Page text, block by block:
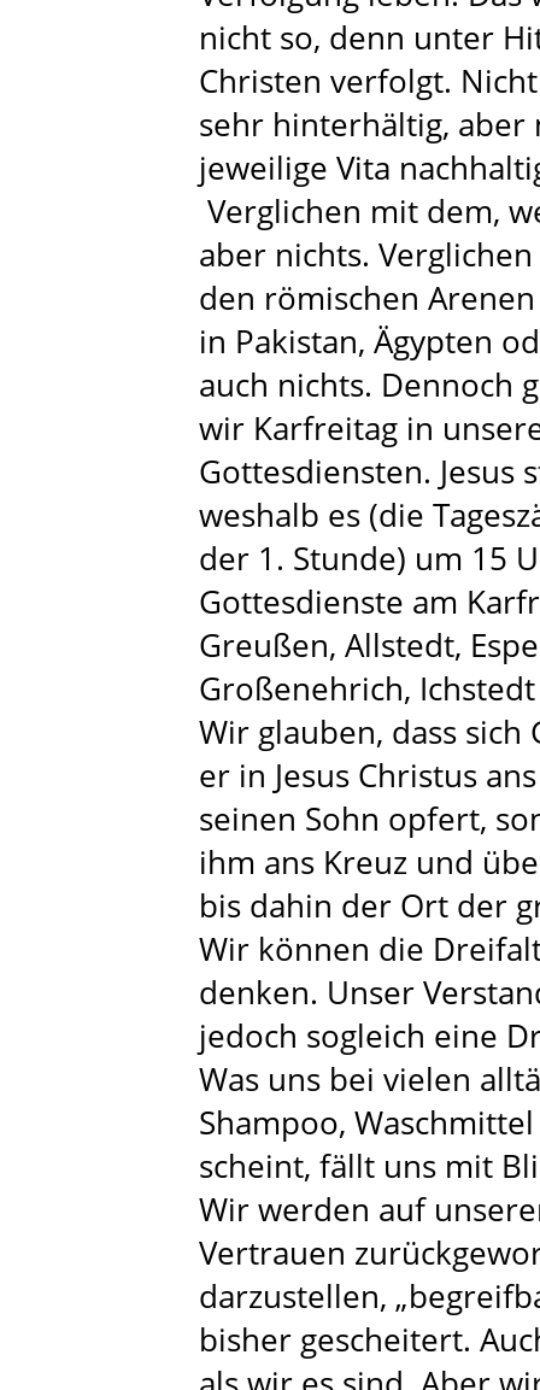
nicht so, denn unter
Christen verfolgt.
sehr hinterhältig,
jeweilige Vita
Verglichen mit dem,
aber nichts.
den römischen
in Pakistan, Ägypten
auch nichts. Dennoch
wir Karfreitag in
Gottesdiensten. Jesus
weshalb es (die
der 1. Stunde) um 15
Gottesdienste am
Greußen, Allstedt,
Großenehrich,
Wir glauben, dass
er in Jesus Christus
seinen Sohn opfert,
ihm ans Kreuz und
bis dahin der Ort der
Wir können die
denken. Unser
jedoch sogleich eine
Was uns bei vielen
Shampoo,
scheint, fällt uns mit
Wir werden auf
Vertrauen
darzustellen,
bisher gescheitert.